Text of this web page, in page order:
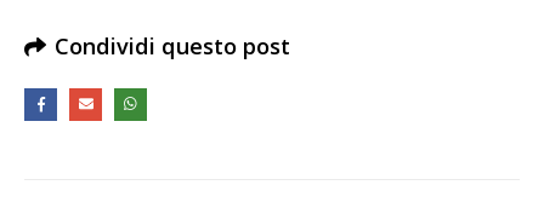
Condividi questo post